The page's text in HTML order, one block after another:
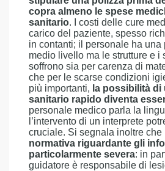
copra almeno le spese
sanitario. I costi delle cure
carico del paziente, spesso
in contanti; il personale ha una
medio livello ma le strutture e i
soffrono sia per carenza di
che per le scarse condizioni
più importanti, la possibilità
sanitario rapido diventa
personale medico parla la
l’intervento di un interprete
cruciale. Si segnala inoltre che
normativa riguardante gli
particolarmente severa: in
guidatore è responsabile di